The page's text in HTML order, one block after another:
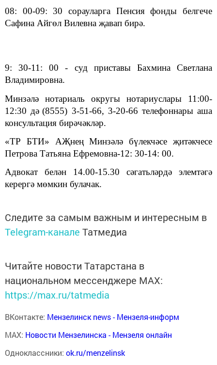
08: 00-09: 30 сорауларга Пенсия фонды белгече
Сафина Айгөл Вилевна җавап бирә.
9: 30-11: 00 - суд приставы Бахмина Светлана
Владимировна.
Минзәлә нотариаль округы нотариуслары 11:00-
12:30 дә (8555) 3-51-66, 3-20-66 телефоннарыаша
консультация бирәчәкләр.
«ТР БТИ» АҖнең Минзәлә бүлекчәсе җитәкчесе
Петрова Татьяна Ефремовна-12: 30-14: 00.
Адвокат белән 14.00-15.30 сәгатьләрдә элемтәгә
керергә мөмкин булачак.
Следите за самым важным и интересным в
Telegram-канале Татмедиа
Читайте новости Татарстана в
национальном мессенджере MАХ:
https://max.ru/tatmedia
ВКонтакте: Мензелинск news - Мензеля-информ
MAX: Новости Мензелинска - Мензеля онлайн
Одноклассники: ok.ru/menzelinsk